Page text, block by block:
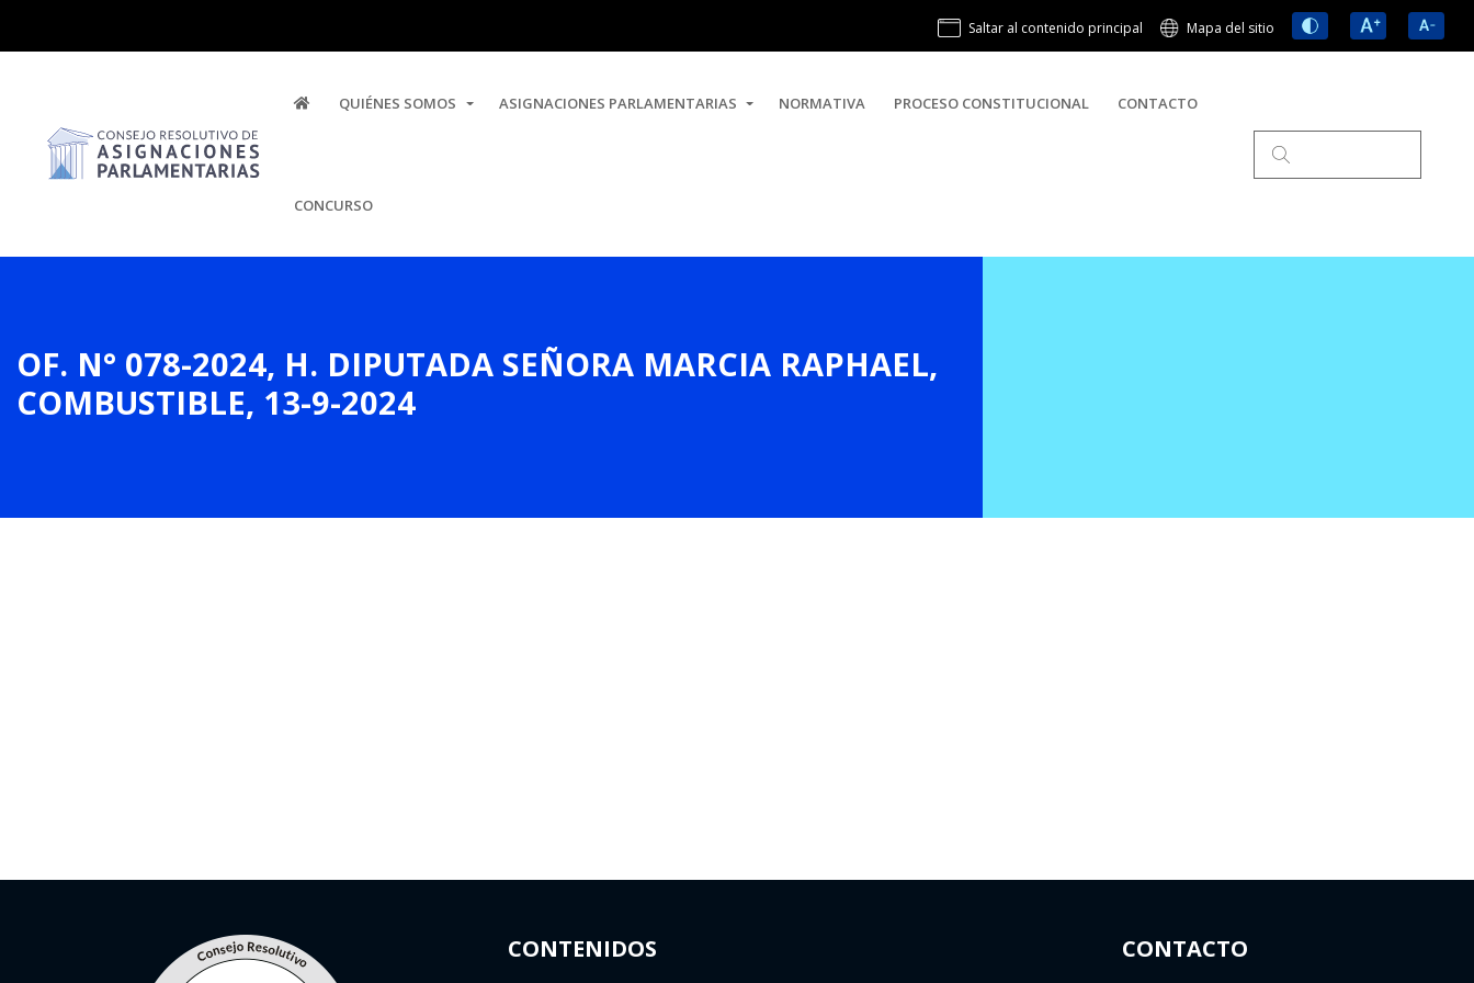
Saltar al contenido principal Mapa del sitio
QUIÉNES SOMOS ASIGNACIONES PARLAMENTARIAS NORMATIVA PROCESO CONSTITUCIONAL CONTACTO
CONCURSO
OF. N° 078-2024, H. DIPUTADA SEÑORA MARCIA RAPHAEL,
COMBUSTIBLE, 13-9-2024
CONTENIDOS CONTACTO